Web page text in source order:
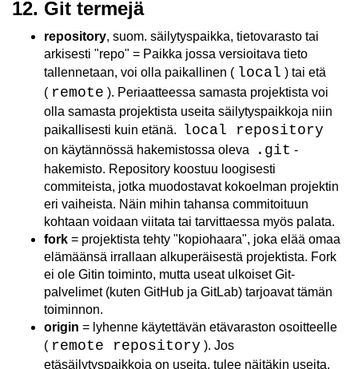
12. Git termejä
repository, suom. säilytyspaikka, tietovarasto tai
arkisesti "repo" = Paikka jossa versioitava tieto
tallennetaan, voi olla paikallinen ( local ) tai etä
( remote ). Periaatteessa samasta projektista voi
olla samasta projektista useita säilytyspaikkoja niin
paikallisesti kuin etänä.
local repository
on käytännössä hakemistossa oleva .git -
hakemisto. Repository koostuu loogisesti
commiteista, jotka muodostavat kokoelman projektin
eri vaiheista. Näin mihin tahansa commitoituun
kohtaan voidaan viitata tai tarvittaessa myös palata.
fork= projektista tehty "kopiohaara", joka elää omaa
elämäänsä irrallaan alkuperäisestä projektista. Fork
ei ole Gitin toiminto, mutta useat ulkoiset Git-
palvelimet (kuten GitHub ja GitLab) tarjoavat tämän
toiminnon.
origin = lyhenne käytettävän etävaraston osoitteelle
( remote repository ). Jos
etäsäilytyspaikkoja on useita, tulee näitäkin useita.